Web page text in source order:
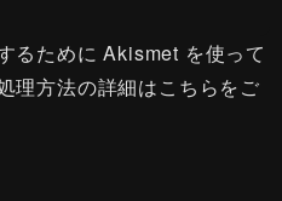
るために Akismet を使って
理方法の詳細はこちらをご